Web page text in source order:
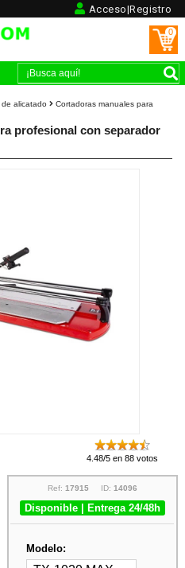
Acceso|Registro
0
de alicatado
Cortadoras manuales para
profesional con separador
4.48/5 en 88 votos
Ref: 17915 ID: 14096
Disponible | Entrega 24/48h
Modelo: